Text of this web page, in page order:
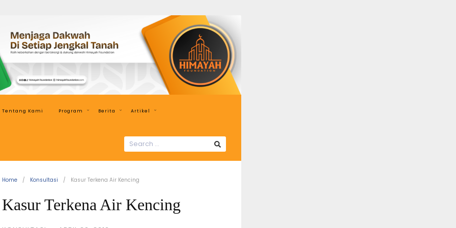
Himayah
Foundation
Menjaga
Dakwah
di
Setiap
Jengkal
Tentang Kami Program Berita Artikel
FOR:
Home Konsultasi Kasur Terkena Air Kencing
Kasur Terkena Air Kencing